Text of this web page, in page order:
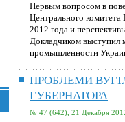
Первым вопросом в
Центрального
2012 года и
Докладчиком выступил
промышленности
ПРОБЛЕМИ
ГУБЕРНАТОРА
№ 47 (642), 21 Декабря